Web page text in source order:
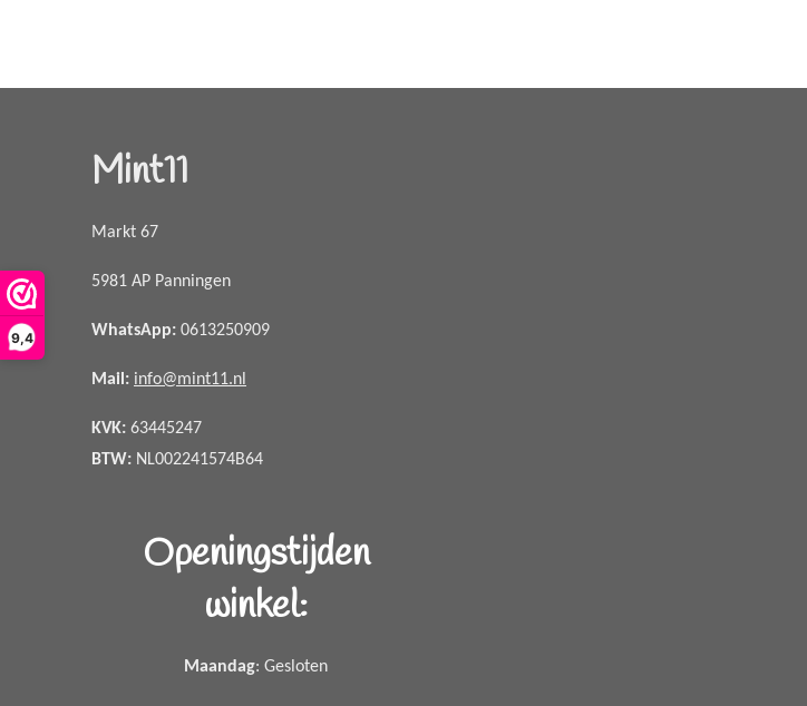
9,4
Mint11
Markt 67
5981 AP Panningen
WhatsApp: 0613250909
Mail: info@mint11.nl
KVK: 63445247
BTW: NL002241574B64
Openingstijden
winkel:
Maandag: Gesloten